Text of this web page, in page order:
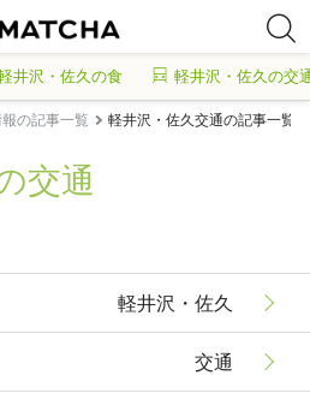
井沢・佐久の食 軽井沢・佐久の交
の記事一覧 軽井沢・佐久交通の記事一覧
交通
軽井沢・佐久
交通